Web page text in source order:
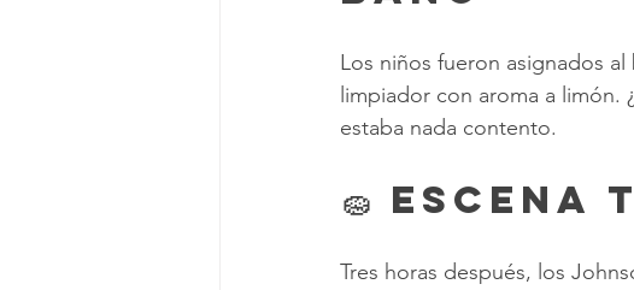
Los niños fueron asignados
limpiador con aroma a limón.
estaba nada contento.
🧽
Tres horas después, los